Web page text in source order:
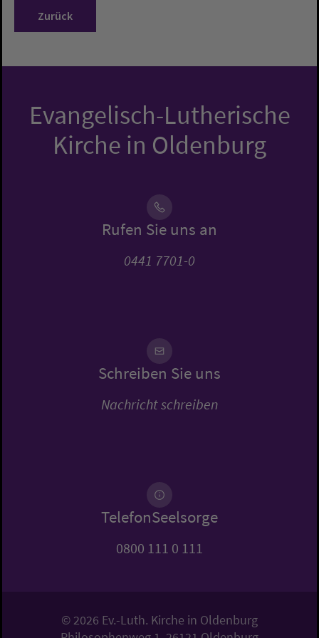
Zurück
Evangelisch-Lutherische
Kirche in Oldenburg
Rufen Sie uns an
0441 7701-0
Schreiben Sie uns
Nachricht schreiben
TelefonSeelsorge
0800 111 0 111
© 2026 Ev.-Luth. Kirche in Oldenburg